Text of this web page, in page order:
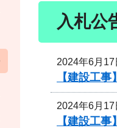
入札公
2024年6月17
【建設工
2024年6月17
【建設工